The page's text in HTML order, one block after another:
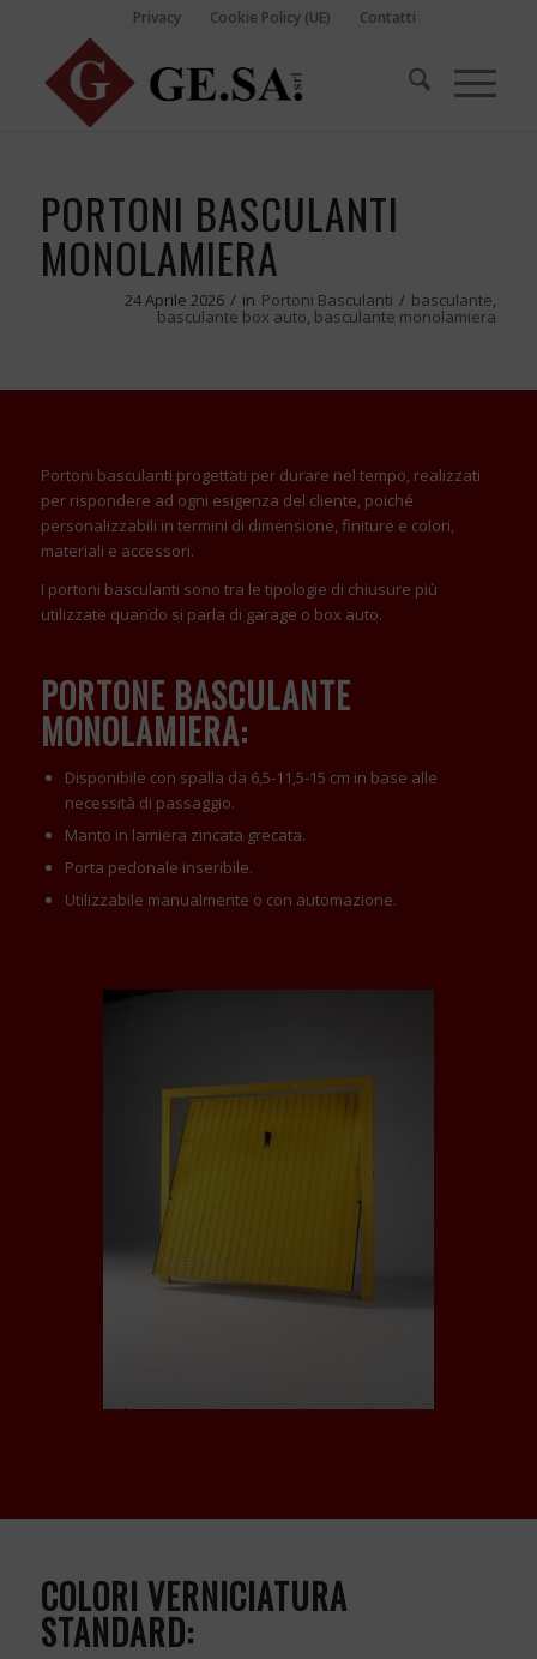
Privacy Cookie Policy (UE) Contatti
PORTONI BASCULANTI
MONOLAMIERA
24 Aprile 2026 / in Portoni Basculanti / basculante,
basculante box auto, basculante monolamiera
Portoni basculanti progettati per durare nel tempo, realizzati
per rispondere ad ogni esigenza del cliente, poiché
personalizzabili in termini di dimensione, finiture e colori,
materiali e accessori.
I portoni basculanti sono tra le tipologie di chiusure più
utilizzate quando si parla di garage o box auto.
PORTONE BASCULANTE
MONOLAMIERA:
Disponibile con spalla da 6,5-11,5-15 cm in base alle
necessità di passaggio.
Manto in lamiera zincata grecata.
Porta pedonale inseribile.
Utilizzabile manualmente o con automazione.
COLORI VERNICIATURA
STANDARD: